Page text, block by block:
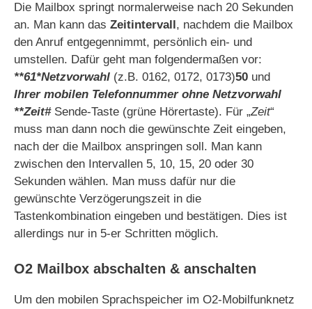
Die Mailbox springt normalerweise nach 20 Sekunden
an. Man kann das Zeitintervall, nachdem die Mailbox
den Anruf entgegennimmt, persönlich ein- und
umstellen. Dafür geht man folgendermaßen vor:
**61*Netzvorwahl (z.B. 0162, 0172, 0173)50 und
Ihrer mobilen Telefonnummer ohne Netzvorwahl
**Zeit# Sende-Taste (grüne Hörertaste). Für „Zeit“
muss man dann noch die gewünschte Zeit eingeben,
nach der die Mailbox anspringen soll. Man kann
zwischen den Intervallen 5, 10, 15, 20 oder 30
Sekunden wählen. Man muss dafür nur die
gewünschte Verzögerungszeit in die
Tastenkombination eingeben und bestätigen. Dies ist
allerdings nur in 5-er Schritten möglich.
O2 Mailbox abschalten & anschalten
Um den mobilen Sprachspeicher im O2-Mobilfunknetz